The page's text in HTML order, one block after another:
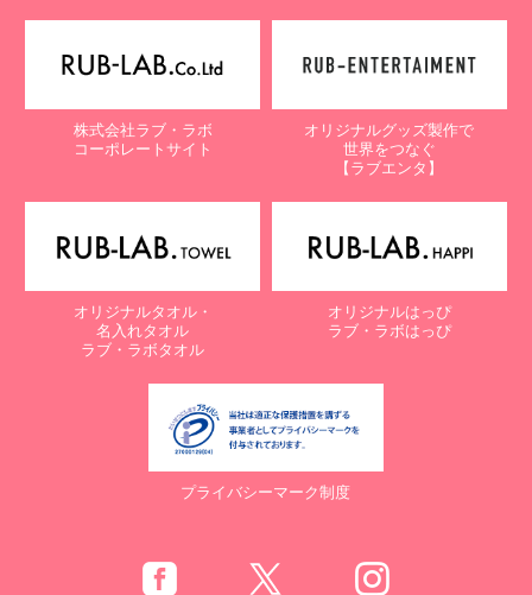
株式会社ラブ・ラボ
コーポレートサイト
オリジナルグッズ製作で
世界をつなぐ
【ラブエンタ】
オリジナルタオル・
名入れタオル
ラブ・ラボタオル
オリジナルはっぴ
ラブ・ラボはっぴ
プライバシーマーク制度